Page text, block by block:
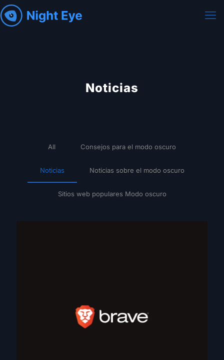
Noticias
All Consejos para el modo oscuro
Noticias Noticias sobre el modo oscuro
Sitios web populares Modo oscuro